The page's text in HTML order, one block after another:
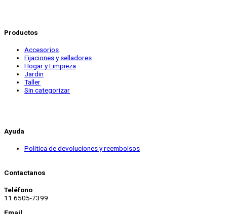
Productos
Accesorios
Fijaciones y selladores
Hogar y Limpieza
Jardin
Taller
Sin categorizar
Ayuda
Política de devoluciones y reembolsos
Contactanos
Teléfono
11 6505-7399